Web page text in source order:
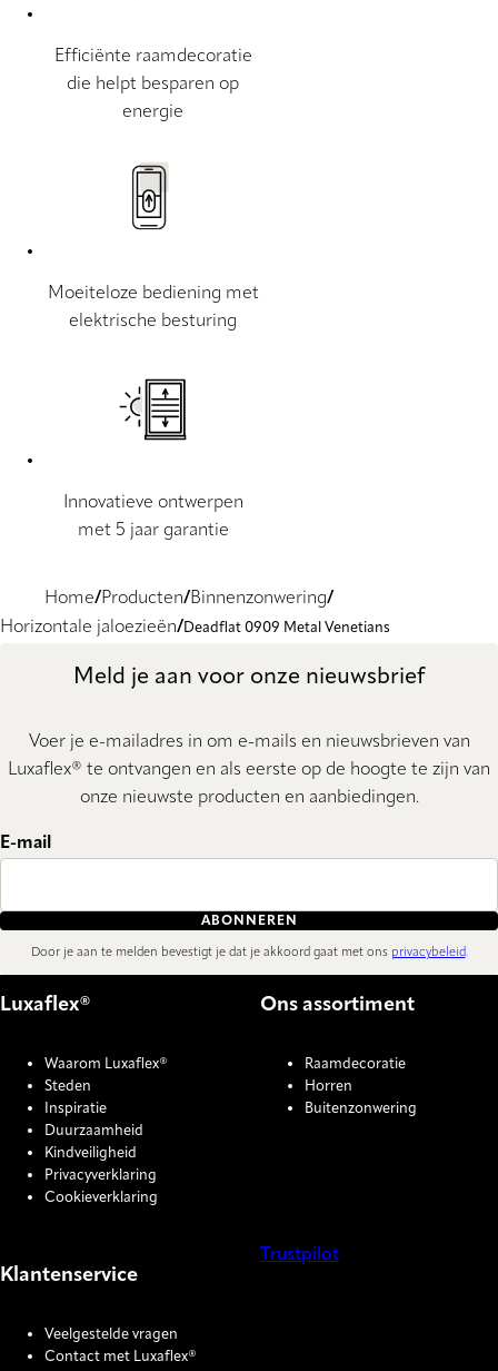
Efficiënte raamdecoratie
die helpt besparen op
energie
Moeiteloze bediening met
elektrische besturing
Innovatieve ontwerpen
met 5 jaar garantie
Home Producten Binnenzonwering
Horizontale jaloezieën
Deadflat 0909 Metal Venetians
Meld je aan voor onze nieuwsbrief
Voer je e-mailadres in om e-mails en nieuwsbrieven van
Luxaflex® te ontvangen en als eerste op de hoogte te zijn van
onze nieuwste producten en aanbiedingen.
E-mail
ABONNEREN
Door je aan te melden bevestigt je dat je akkoord gaat met ons privacybeleid.
Luxaflex®
Waarom Luxaflex®
Steden
Inspiratie
Duurzaamheid
Kindveiligheid
Privacyverklaring
Cookieverklaring
Ons assortiment
Raamdecoratie
Horren
Buitenzonwering
Klantenservice
Veelgestelde vragen
Contact met Luxaflex®
Trustpilot